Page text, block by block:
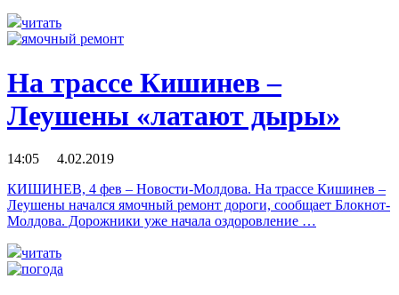
читать
На трассе Кишинев –
Леушены «латают дыры»
14:05 4.02.2019
КИШИНЕВ, 4 фев – Новости-Молдова. На трассе Кишинев –
Леушены начался ямочный ремонт дороги, сообщает Блокнот-
Молдова. Дорожники уже начала оздоровление …
читать